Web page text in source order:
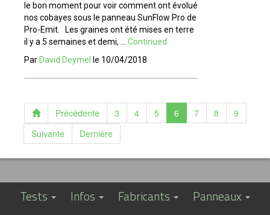
le bon moment pour voir comment ont évolué
nos cobayes sous le panneau SunFlow Pro de
Pro-Emit. Les graines ont été mises en terre
il y a 5 semaines et demi, … Continued
Par David Deymel le 10/04/2018
Précédente 3 4 5 6 7 8
9
Suivante
Dernière
Tests Infos Fabricants
Panneaux